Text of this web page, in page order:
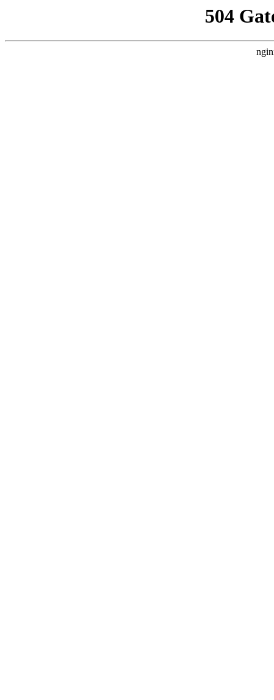
504